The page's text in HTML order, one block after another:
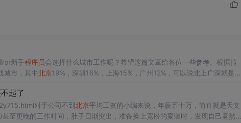
or新手程序员会选择什么城市工作呢？希望这篇文章给各位一些参考。根据拉
城市，其中北京19%，深圳16%，上海15%，广州12%，可以说北上广深就是 程
如何？
起了
对于公司不到北京平均工资的小编来说，年薪五十万，简直就是天文
甚至更晚的工作时间，肚子日渐突出，准备换上宽松的夏装时，发现自己竟然